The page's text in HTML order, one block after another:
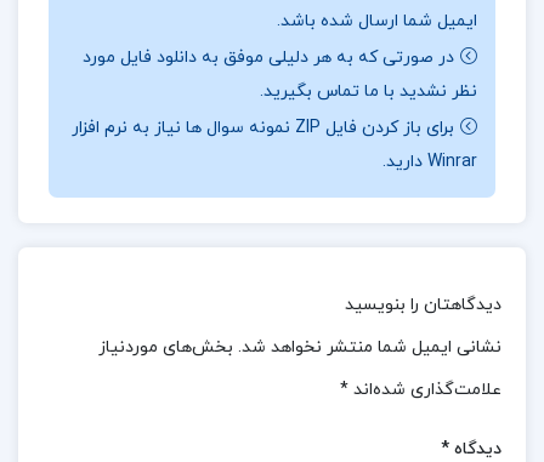
رضایت‌بخش‌تر دست یابند. دکتر استس با استفاده از
زبان ساده و روان، مفاهیم پیچیده روان‌شناسی و
اسطوره‌شناسی را به شکلی قابل فهم و عملی بیان
می‌کند.
معرفیکتاب زنانی که با گرگها می دوند کلاریسا پینکولا
درکی عمیق‌تر از خود و توانایی‌هایش برسد. او با
استفاده از قصه‌ها و روایت‌های مختلف، راه‌کارهایی
عملی و کاربردی ارائه می‌دهد که به معنای واقعی کلمه،
به وارسی و تفحص در ذهن و روان زنان می‌پردازد.
ایمیل شما ارسال شده باشد.
در صورتی که به هر دلیلی موفق به دانلود فایل مورد
نظر نشدید با ما تماس بگیرید.
برای باز کردن فایل ZIP نمونه سوال ها نیاز به نرم افزار
Winrar دارید.
دیدگاهتان را بنویسید
نشانی ایمیل شما منتشر نخواهد شد. بخش‌های موردنیاز
علامت‌گذاری شده‌اند *
دیدگاه *